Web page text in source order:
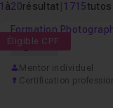
1 à20résultat 1715tutos
Éligible CPF
Formation
61h
Mentor individuel
Certification